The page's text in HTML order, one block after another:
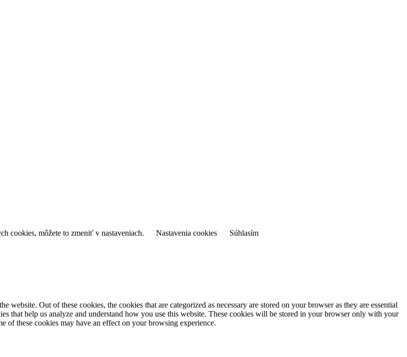
cookies, môžete to zmeniť v nastaveniach. Nastavenia cookies Súhlasím
Out of these cookies, the cookies that are categorized as necessary are stored on your browser as they are essential
that help us analyze and understand how you use this website. These cookies will be stored in your browser only with your
of these cookies may have an effect on your browsing experience.